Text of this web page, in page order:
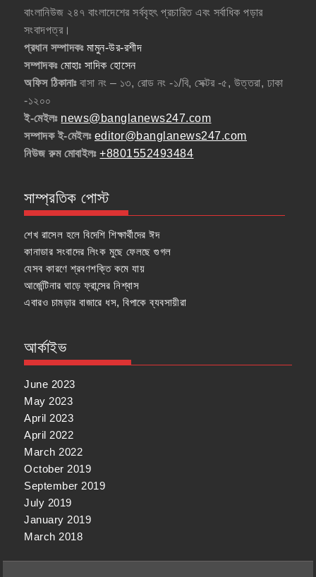
বাংলানিউজ ২৪৭ বাংলাদেশের সর্ববৃহৎ প্রচারিত এবং সর্বাধিক পড়ার
সংবাদপত্র।
প্রধান সম্পাদকঃমামুন-উর-রশীদ
সম্পাদকঃ মোহাঃ সাদিক হোসেন
অফিস ঠিকানাঃবাসা নং – ১৩, রোড নং -১/বি, সেক্টর -৫, উত্তরা, ঢাকা
-১২০০
ই-মেইলঃ news@banglanews247.com
সম্পাদক ই-মেইলঃ editor@banglanews247.com
নিউজ রুম মোবাইলঃ+8801552493484
সাম্প্রতিক পোস্ট
শেখ রাসেল হলে বিদেশি শিক্ষার্থীদের ঈদ
কানাডার সংবাদের লিংক মুছে ফেলছে গুগল
যেসব কারণে শ্রবণশক্তি কমে যায়
আর্জেন্টিনার ঘাড়ে ফ্রান্সের নিশ্বাস
এবারও চামড়ার বাজারে ধস, বিপাকে ব্যবসায়ীরা
আর্কাইভ
June 2023
May 2023
April 2023
April 2022
March 2022
October 2019
September 2019
July 2019
January 2019
March 2018